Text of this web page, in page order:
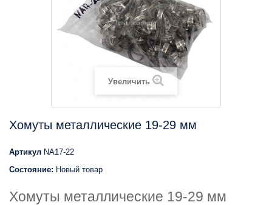
Увеличить
Хомуты металлические 19-29 мм
Артикул NA17-22
Состояние: Новый товар
Хомуты металлические 19-29 мм